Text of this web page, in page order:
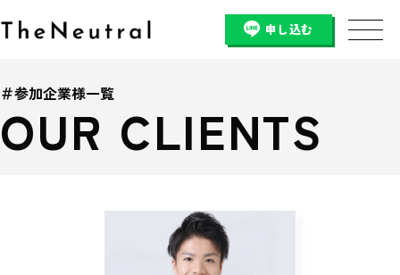
申し込む
＃参加企業様一覧
OUR CLIENTS